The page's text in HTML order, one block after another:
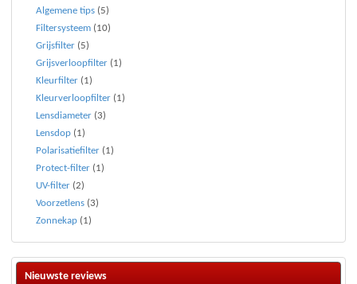
Algemene tips (5)
Filtersysteem (10)
Grijsfilter (5)
Grijsverloopfilter (1)
Kleurfilter (1)
Kleurverloopfilter (1)
Lensdiameter (3)
Lensdop (1)
Polarisatiefilter (1)
Protect-filter (1)
UV-filter (2)
Voorzetlens (3)
Zonnekap (1)
Nieuwste reviews